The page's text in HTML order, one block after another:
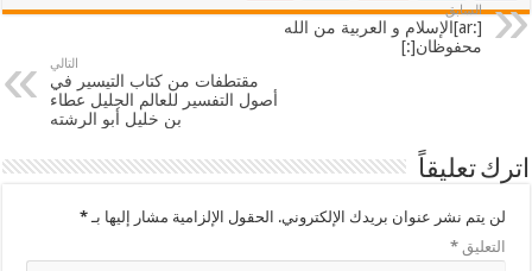
السابق
[:ar]الإسلام و العربية من الله
محفوظان[:]
التالي
مقتطفات من كتاب التيسير في
أصول التفسير للعالم الجليل عطاء
بن خليل أبو الرشته
اترك تعليقاً
لن يتم نشر عنوان بريدك الإلكتروني. الحقول الإلزامية مشار إليها بـ*
التعليق*